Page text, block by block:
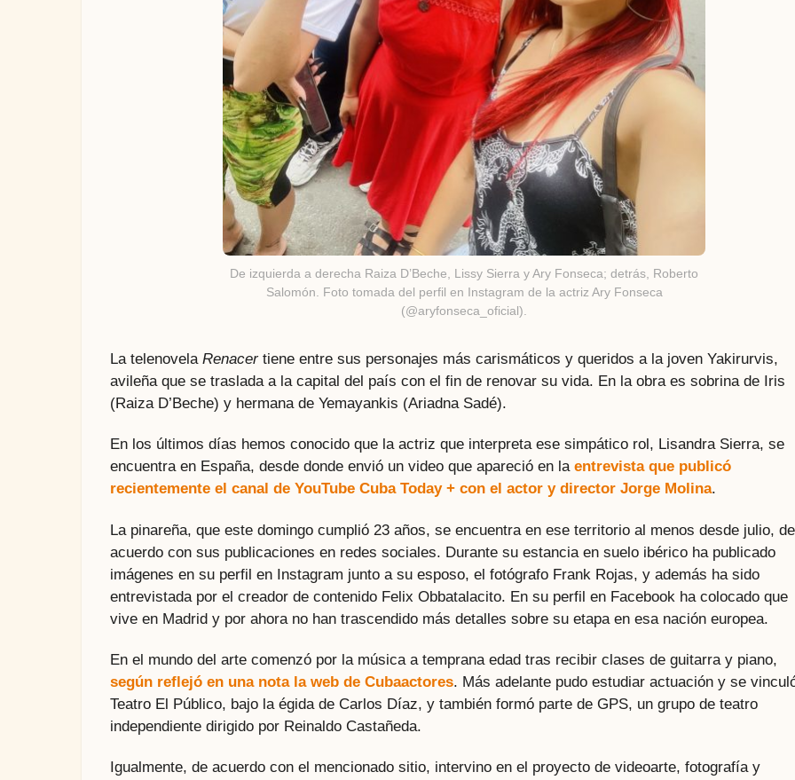
De izquierda a derecha Raiza D’Beche, Lissy Sierra y Ary Fonseca; detrás, Roberto
Salomón. Foto tomada del perfil en Instagram de la actriz Ary Fonseca
(@aryfonseca_oficial).
La telenovela Renacertiene entre sus personajes más carismáticos y queridos a la joven Yakirurvis,
avileña que se traslada a la capital del país con el fin de renovar su vida. En la obra es sobrina de Iris
(Raiza D’Beche) y hermana de Yemayankis (Ariadna Sadé).
En los últimos días hemos conocido que la actriz que interpreta ese simpático rol, Lisandra Sierra, se
encuentra en España, desde donde envió un video que apareció en la entrevista que publicó
recientemente el canal de YouTube Cuba Today + con el actor y director Jorge Molina.
La pinareña, que este domingo cumplió 23 años, se encuentra en ese territorio al menos desde julio, de
acuerdo con sus publicaciones en redes sociales. Durante su estancia en suelo ibérico ha publicado
imágenes en su perfil en Instagram junto a su esposo, el fotógrafo Frank Rojas, y además ha sido
entrevistada por el creador de contenido Felix Obbatalacito. En su perfil en Facebook ha colocado que
vive en Madrid y por ahora no han trascendido más detalles sobre su etapa en esa nación europea.
En el mundo del arte comenzó por la música a temprana edad tras recibir clases de guitarra y piano,
según reflejó en una nota la web de Cubaactores. Más adelante pudo estudiar actuación y se
Teatro El Público, bajo la égida de Carlos Díaz, y también formó parte de GPS, un grupo de teatro
independiente dirigido por Reinaldo Castañeda.
Igualmente, de acuerdo con el mencionado sitio, intervino en el proyecto de videoarte, fotografía y